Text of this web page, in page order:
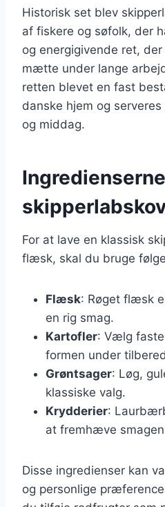
Historisk set blev
af fiskere og søfolk, der
og energigivende ret,
mætte under lange
retten blevet en fast
danske hjem og
og middag.
For at lave en klassisk
flæsk, skal du bruge
Flæsk: Røget flæsk
en rig smag.
Kartofler: Vælg
formen under
Grøntsager: Løg,
klassiske valg.
Krydderier:
at fremhæve
Disse ingredienser kan
og personlige